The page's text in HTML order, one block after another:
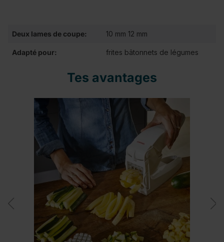
Deux lames de coupe: 10 mm 12 mm
Adapté pour: frites bâtonnets de légumes
Tes avantages